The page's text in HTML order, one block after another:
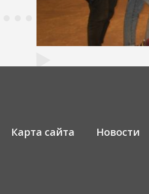
Карта сайта Новости